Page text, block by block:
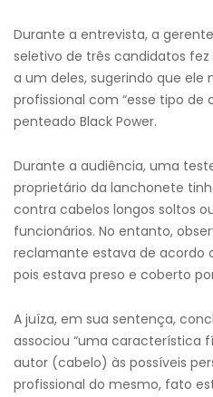
Durante a entrevista, a
seletivo de três candidatos
a um deles, sugerindo que ele
profissional com “esse tipo de
penteado Black Power.
Durante a audiência, uma
proprietário da lanchonete
contra cabelos longos soltos
funcionários. No entanto,
reclamante estava de acordo
pois estava preso e coberto
A juíza, em sua sentença,
associou “uma característica
autor (cabelo) às possíveis
profissional do mesmo, fato